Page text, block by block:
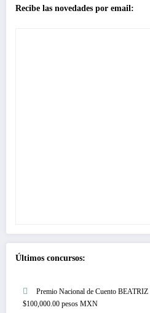
Recibe las novedades por email:
Últimos concursos:
Premio Nacional de Cuento
$100,000.00 pesos MXN